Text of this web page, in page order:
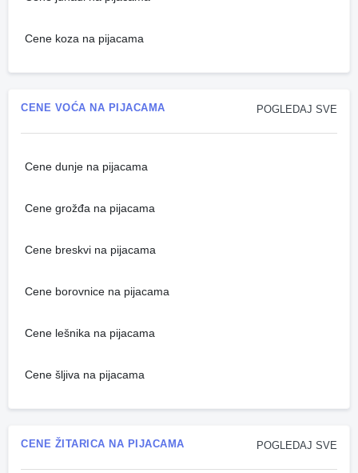
Cene koza na pijacama
POGLEDAJ SVE
CENE VOĆA NA PIJACAMA
Cene dunje na pijacama
Cene grožđa na pijacama
Cene breskvi na pijacama
Cene borovnice na pijacama
Cene lešnika na pijacama
Cene šljiva na pijacama
POGLEDAJ SVE
CENE ŽITARICA NA PIJACAMA